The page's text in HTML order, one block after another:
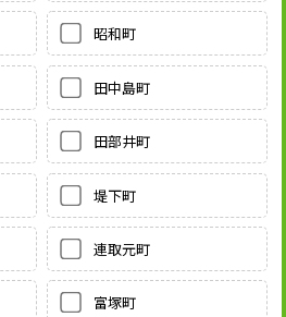
昭和町
田中島町
田部井町
堤下町
連取元町
富塚町